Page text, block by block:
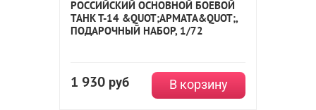
РОССИЙСКИЙ ОСНОВНОЙ БОЕВОЙ
ТАНК Т-14 &QUOT;АРМАТА&QUOT;,
ПОДАРОЧНЫЙ НАБОР, 1/72
1 930 руб В корзину